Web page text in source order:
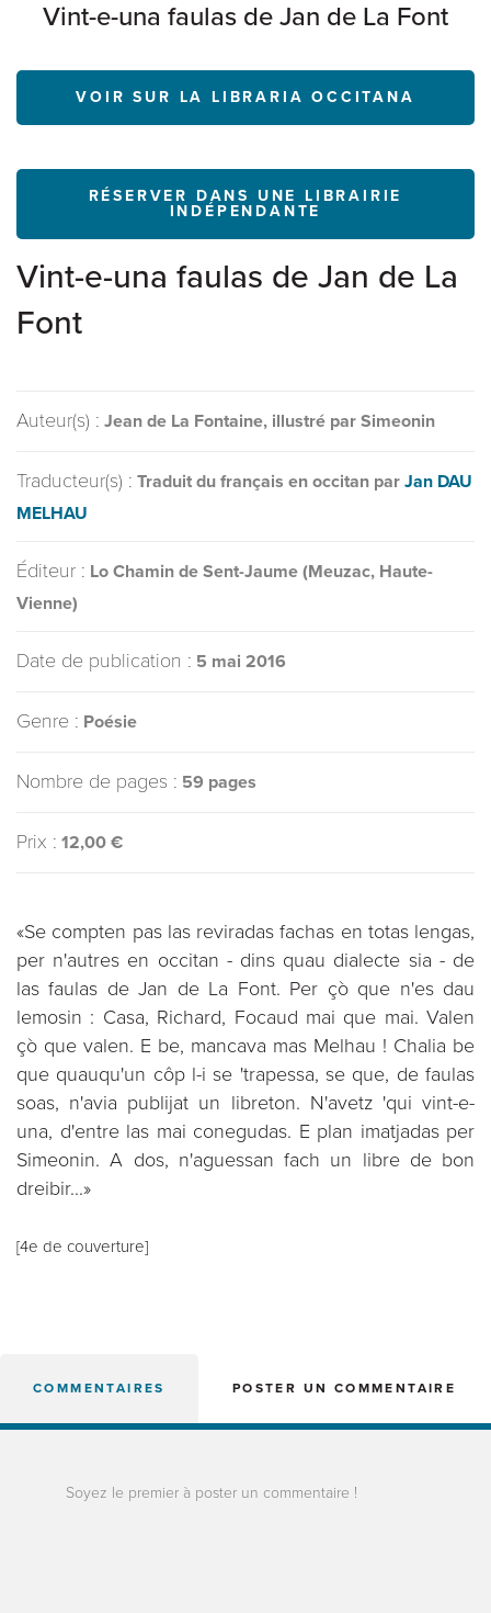
Vint-e-una faulas de Jan de La Font
VOIR SUR LA LIBRARIA OCCITANA
RÉSERVER DANS UNE LIBRAIRIE
INDÉPENDANTE
Vint-e-una faulas de Jan de La
Font
Auteur(s) : Jean de La Fontaine, illustré par Simeonin
Traducteur(s) : Traduit du français en occitan par Jan DAU
MELHAU
Éditeur : Lo Chamin de Sent-Jaume (Meuzac, Haute-
Vienne)
Date de publication : 5 mai 2016
Genre : Poésie
Nombre de pages : 59 pages
Prix : 12,00 €
«Se compten pas las reviradas fachas en totas lengas,
per n'autres en occitan - dins quau dialecte sia - de
las faulas de Jan de La Font. Per çò que n'es dau
lemosin : Casa, Richard, Focaud mai que mai. Valen
çò que valen. E be, mancava mas Melhau ! Chalia be
que quauqu'un côp l-i se 'trapessa, se que, de faulas
soas, n'avia publijat un libreton. N'avetz 'qui vint-e-
una, d'entre las mai conegudas. E plan imatjadas per
Simeonin. A dos, n'aguessan fach un libre de bon
dreibir...»
[4e de couverture]
COMMENTAIRES POSTER UN COMMENTAIRE
Soyez le premier à poster un commentaire !